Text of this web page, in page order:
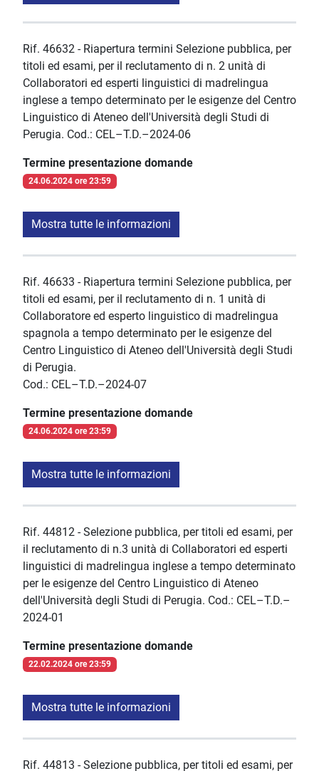
Rif. 46632 - Riapertura termini Selezione pubblica, per
titoli ed esami, per il reclutamento di n. 2 unità di
Collaboratori ed esperti linguistici di madrelingua
inglese a tempo determinato per le esigenze del Centro
Linguistico di Ateneo dell'Università degli Studi di
Perugia. Cod.: CEL–T.D.–2024-06
Termine presentazione domande
24.06.2024 ore 23:59
Mostra tutte le informazioni
Rif. 46633 - Riapertura termini Selezione pubblica, per
titoli ed esami, per il reclutamento di n. 1 unità di
Collaboratore ed esperto linguistico di madrelingua
spagnola a tempo determinato per le esigenze del
Centro Linguistico di Ateneo dell'Università degli Studi
di Perugia.
Cod.: CEL–T.D.–2024-07
Termine presentazione domande
24.06.2024 ore 23:59
Mostra tutte le informazioni
Rif. 44812 - Selezione pubblica, per titoli ed esami, per
il reclutamento di n.3 unità di Collaboratori ed esperti
linguistici di madrelingua inglese a tempo determinato
per le esigenze del Centro Linguistico di Ateneo
dell'Università degli Studi di Perugia. Cod.: CEL–T.D.–
2024-01
Termine presentazione domande
22.02.2024 ore 23:59
Mostra tutte le informazioni
Rif. 44813 - Selezione pubblica, per titoli ed esami, per